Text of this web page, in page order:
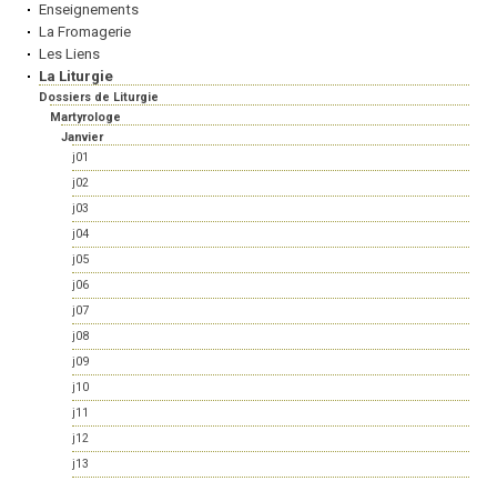
Enseignements
La Fromagerie
Les Liens
La Liturgie
Dossiers de Liturgie
Martyrologe
Janvier
j01
j02
j03
j04
j05
j06
j07
j08
j09
j10
j11
j12
j13